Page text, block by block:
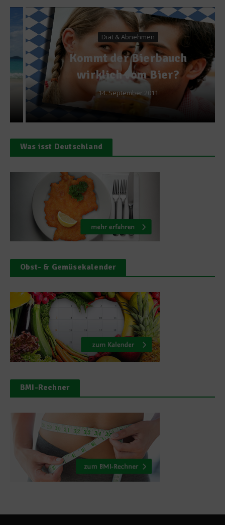
Diät & Abnehmen
Kommt der Bierbauch
wirklich vom Bier?
14. September 2011
Was isst Deutschland
Obst- & Gemüsekalender
BMI-Rechner